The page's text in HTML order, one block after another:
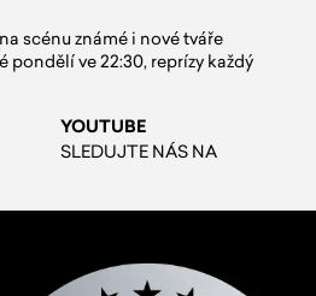
scénu známé i nové tváře
pondělí ve 22:30, reprízy každý
YOUTUBE
SLEDUJTE NÁS NA